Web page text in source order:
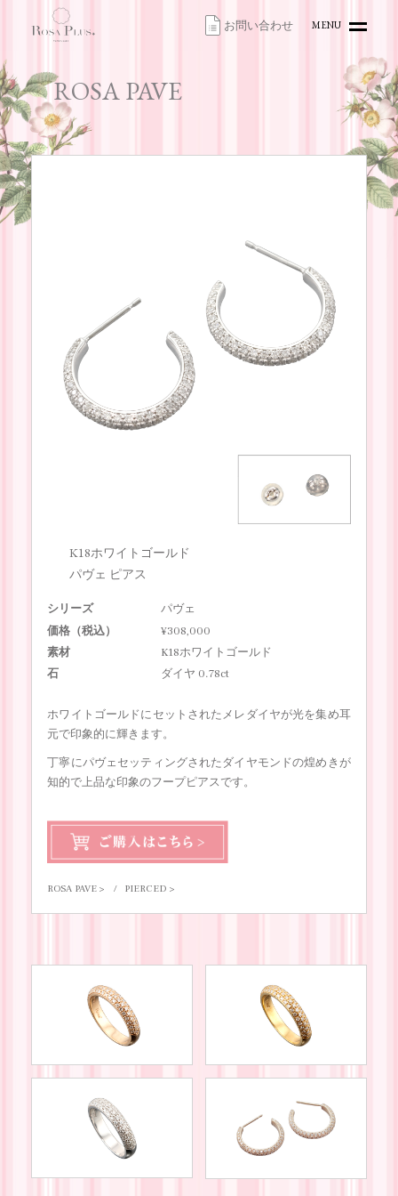
HOME
TOPICS
ITEMS
ACCESS
CONTACT
ONLINE SHOP
お問い合わせ MENU
ROSA PAVE
K18ホワイトゴールド
パヴェ ピアス
シリーズ
パヴェ
価格（税込）
¥308,000
素材
K18ホワイトゴールド
石
ダイヤ 0.78ct
ホワイトゴールドにセットされたメレダイヤが光を集め耳
元で印象的に輝きます。
丁寧にパヴェセッティングされたダイヤモンドの煌めきが
知的で上品な印象のフープピアスです。
ROSA PAVE PIERCED